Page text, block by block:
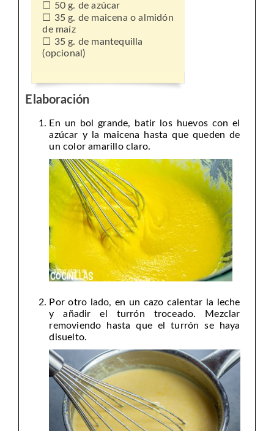
50 g. de azúcar
35 g. de maicena o almidón
de maíz
35 g. de mantequilla
(opcional)
Elaboración
En un bol grande, batir los huevos con el
azúcar y la maicena hasta que queden de
un color amarillo claro.
Por otro lado, en un cazo calentar la leche
y añadir el turrón troceado. Mezclar
removiendo hasta que el turrón se haya
disuelto.